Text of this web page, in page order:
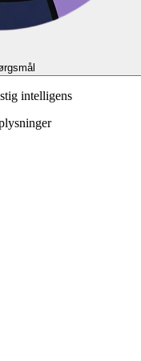
intelligens